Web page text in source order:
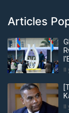
Articles
Il
Il